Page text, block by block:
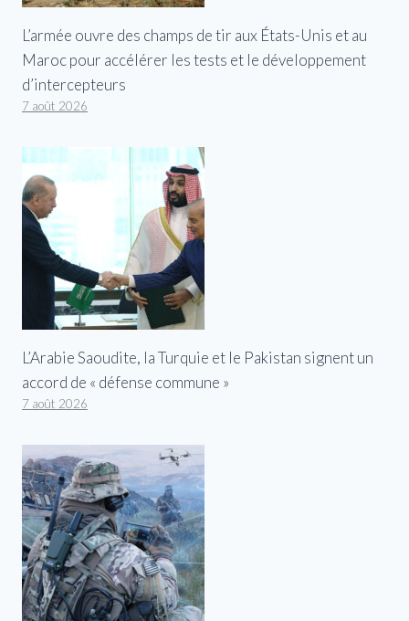
L’armée ouvre des champs de tir aux États-Unis et au
Maroc pour accélérer les tests et le développement
d’intercepteurs
7 août 2026
L’Arabie Saoudite, la Turquie et le Pakistan signent un
accord de « défense commune »
7 août 2026